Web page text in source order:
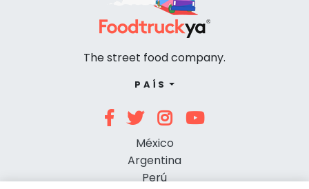
The street food company.
PAÍS
México
Argentina
Perú